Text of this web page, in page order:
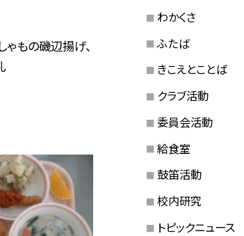
ゃもの磯辺揚げ、
わかくさ
ふたば
きこえとことば
クラブ活動
委員会活動
給食室
鼓笛活動
校内研究
トピックニュース